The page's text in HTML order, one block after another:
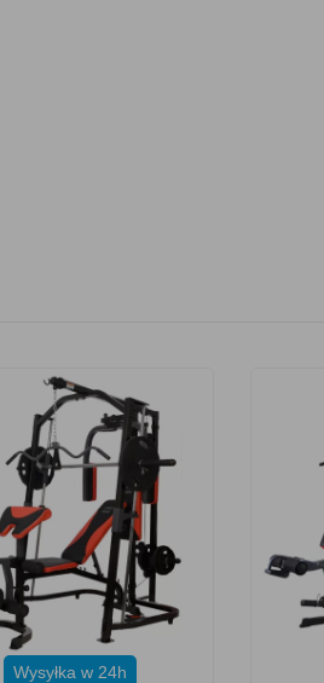
Wysyłka w 24h